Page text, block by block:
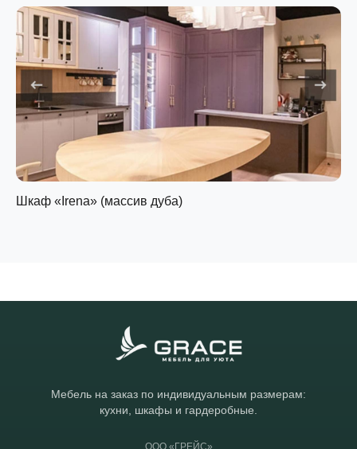
Шкаф «Irena» (массив дуба)
Мебель на заказ по индивидуальным размерам:
кухни, шкафы и гардеробные.